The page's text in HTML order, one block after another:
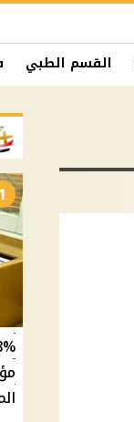
القسم الطبي
1